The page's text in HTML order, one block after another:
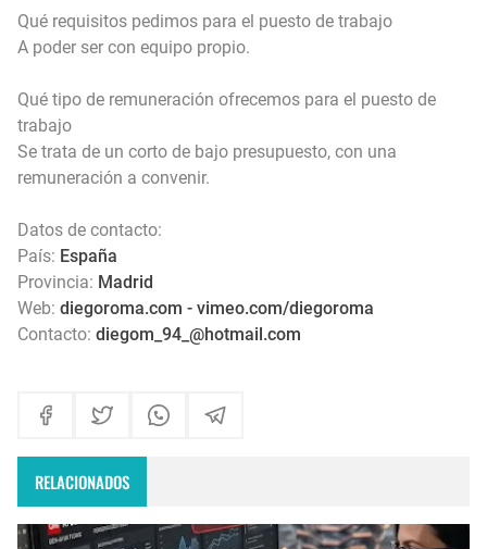
Qué requisitos pedimos para el puesto de trabajo
A poder ser con equipo propio.
Qué tipo de remuneración ofrecemos para el puesto de
trabajo
Se trata de un corto de bajo presupuesto, con una
remuneración a convenir.
Datos de contacto:
País: España
Provincia: Madrid
Web: diegoroma.com - vimeo.com/diegoroma
Contacto: diegom_94_@hotmail.com
RELACIONADOS